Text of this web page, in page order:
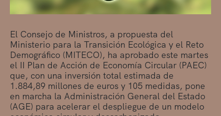
El Consejo de Ministros, a propuesta del
Ministerio para la Transición Ecológica y el Reto
Demográfico (MITECO), ha aprobado este martes
el II Plan de Acción de Economía Circular (PAEC)
que, con una inversión total estimada de
1.884,89 millones de euros y 105 medidas, pone
en marcha la Administración General del Estado
(AGE) para acelerar el despliegue de un modelo